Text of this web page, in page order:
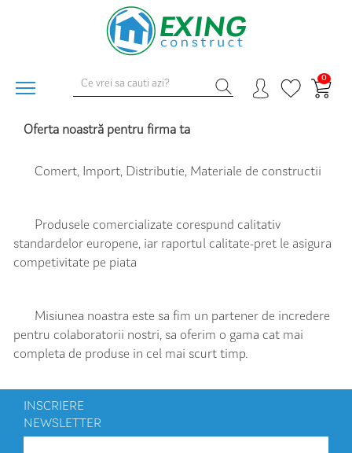
0
Oferta noastră pentru firma ta
Comert, Import, Distributie, Materiale de constructii
Produsele comercializate corespund calitativ
standardelor europene, iar raportul calitate-pret le asigura
competivitate pe piata
Misiunea noastra este sa fim un partener de incredere
pentru colaboratorii nostri, sa oferim o gama cat mai
completa de produse in cel mai scurt timp.
INSCRIERE
NEWSLETTER